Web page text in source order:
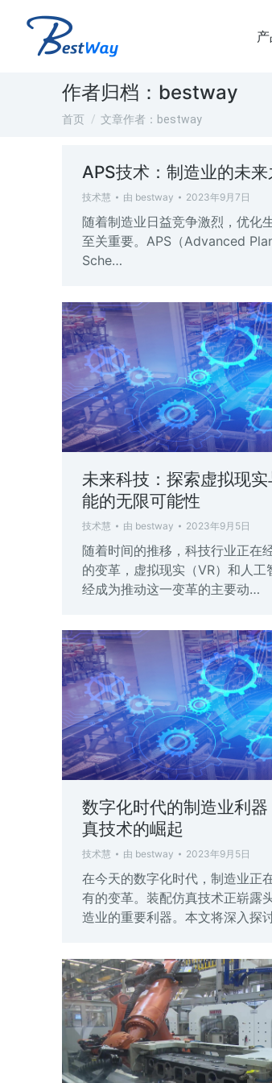
作者归档： bestway
您在这里：
首页 文章作者：bestway
APS技术：制造业的未来
技术慧 由 bestway 2023年9月7日
随着制造业日益竞争激烈，优化
至关重要。APS（Advanced
Sche…
未来科技：探索虚拟现
能的无限可能性
技术慧 由 bestway 2023年9月5日
随着时间的推移，科技行业正在
的变革，虚拟现实（VR）和人工
经成为推动这一变革的主要动…
数字化时代的制造业利
真技术的崛起
技术慧 由 bestway 2023年9月5日
在今天的数字化时代，制造业正
有的变革。装配仿真技术正崭露
造业的重要利器。本文将深入探